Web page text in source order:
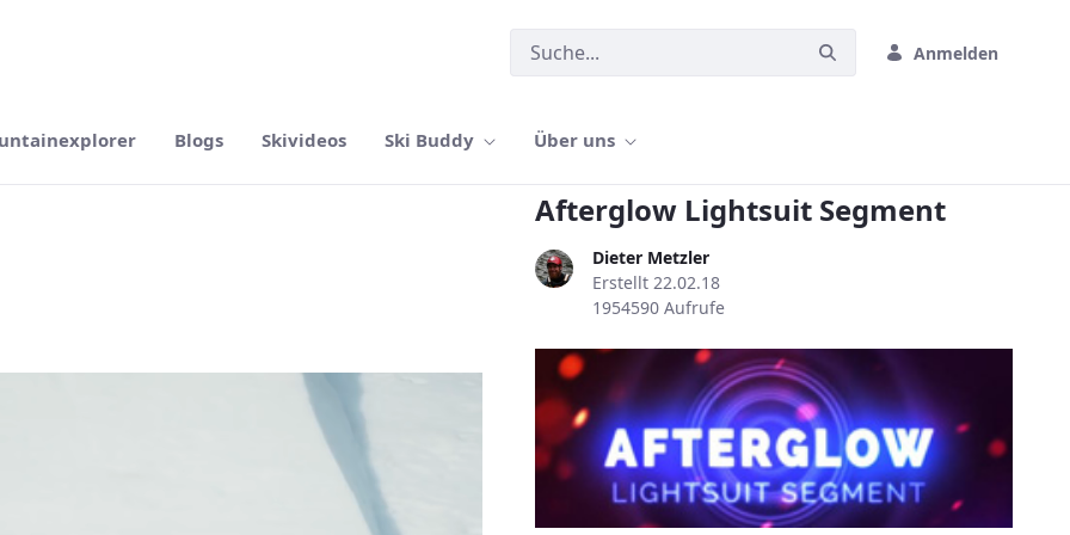
Anmelden
Blogs Skivideos Ski Buddy Über uns
Afterglow Lightsuit Segment
Dieter Metzler
Erstellt 22.02.18
1954590 Aufrufe